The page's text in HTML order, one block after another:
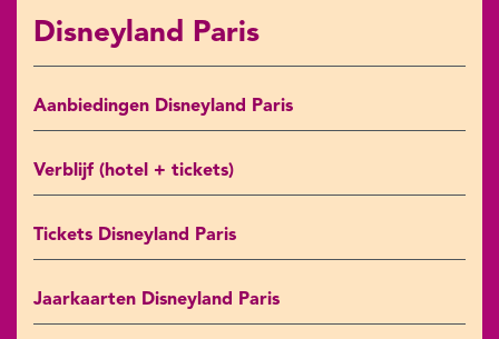
Disneyland Paris
Aanbiedingen Disneyland Paris
Verblijf (hotel + tickets)
Tickets Disneyland Paris
Jaarkaarten Disneyland Paris